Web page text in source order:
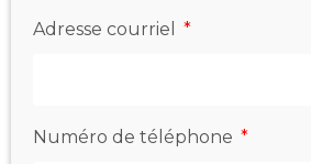
Adresse courriel
Numéro de téléphone